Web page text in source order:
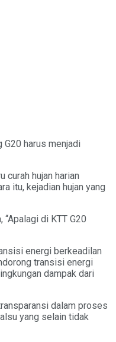
harus menjadi
curah hujan harian
itu, kejadian hujan yang
di KTT G20
energi berkeadilan
transisi energi
dampak dari
dalam proses
yang selain tidak